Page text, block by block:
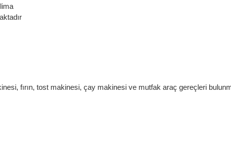
fırın, tost makinesi, çay makinesi ve mutfak araç gereçleri